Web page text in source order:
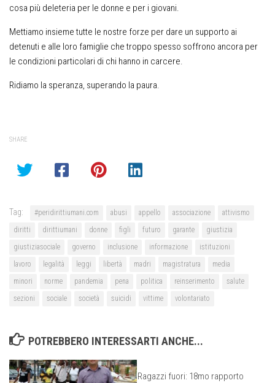
cosa più deleteria per le donne e per i giovani.
Mettiamo insieme tutte le nostre forze per dare un supporto ai
detenuti e alle loro famiglie che troppo spesso soffrono ancora per
le condizioni particolari di chi hanno in carcere.
Ridiamo la speranza, superando la paura.
SHARE
Tag: #peridirittiumani.com abusi appello associazione
attivismo
diritti
dirittiumani donne figli futuro garante
giustizia
giustiziasociale
governo inclusione informazione
istituzioni
lavoro
legalità leggi libertà madri magistratura
media
minori
norme pandemia pena politica reinserimento
salute
sezioni
sociale società suicidi vittime volontariato
POTREBBERO INTERESSARTI ANCHE...
Ragazzi fuori: 18mo rapporto